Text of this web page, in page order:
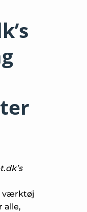
værktøj
alle,